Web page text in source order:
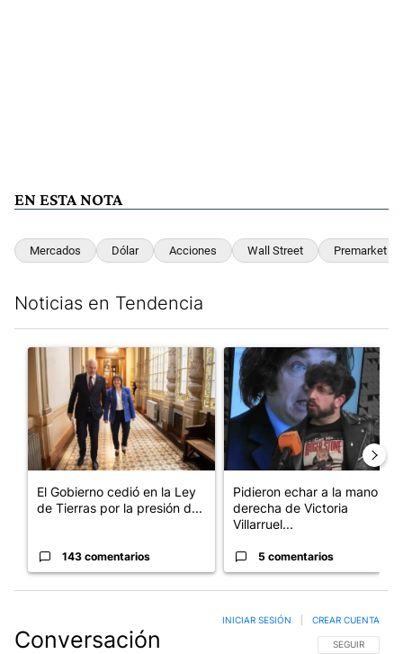
EN ESTA NOTA
Mercados Dólar Acciones Wall Street Premarket
Noticias en Tendencia
Un artículo de tendencia con el título "El Gobierno cedió en
El Gobierno cedió en la Ley
de Tierras por la presión d...
143 comentarios
Un artículo de tendencia con
Pidieron echar a la mano
derecha de Victoria
Villarruel...
5 comentarios
Conversación SIGA ESTA
SEGUIR
INICIAR SESIÓN CREAR CUENTA